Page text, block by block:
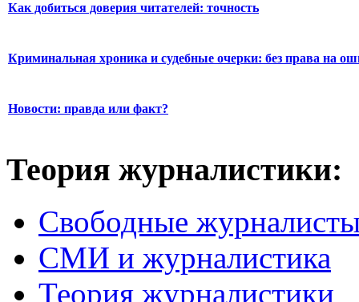
Как добиться доверия читателей: точность
Криминальная хроника и судебные очерки: без права на
Новости: правда или факт?
Теория журналистики:
Свободные
СМИ и журналистика
Теория журналистики